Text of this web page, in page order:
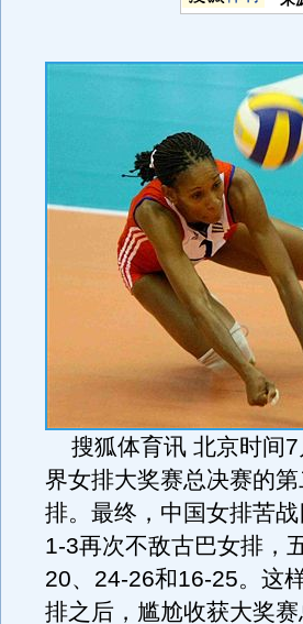
搜狐体育讯 北京时间7
界女排大奖赛总决赛的
排。最终，中国女排苦
1-3再次不敌古巴女排，
20、24-26和16-25。这
排之后，尴尬收获大奖